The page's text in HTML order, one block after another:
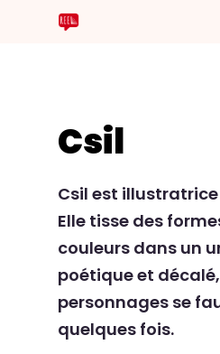
Csil
Csil est
Elle tisse des
couleurs dans un
poétique et
personnages se
quelques fois.